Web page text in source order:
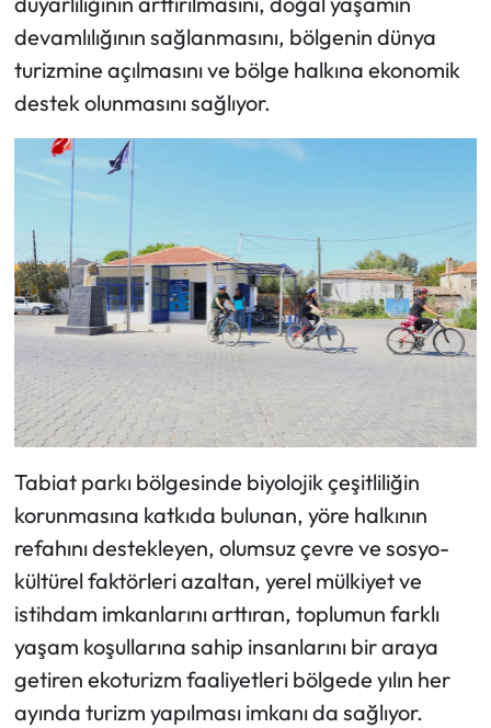
devamlılığının sağlanmasını, bölgenin dünya
turizmine açılmasını ve bölge halkına ekonomik
destek olunmasını sağlıyor.
Tabiat parkı bölgesinde biyolojik çeşitliliğin
korunmasına katkıda bulunan, yöre halkının
refahını destekleyen, olumsuz çevre ve sosyo-
kültürel faktörleri azaltan, yerel mülkiyet ve
istihdam imkanlarını arttıran, toplumun farklı
yaşam koşullarına sahip insanlarını bir araya
getiren ekoturizm faaliyetleri bölgede yılın her
ayında turizm yapılması imkanı da sağlıyor.